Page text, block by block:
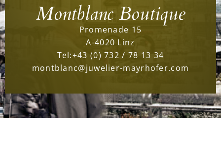
Montblanc Boutique
Promenade 15
A-4020 Linz
Tel:+43 (0) 732 / 78 13 34
montblanc@juwelier-mayrhofer.com